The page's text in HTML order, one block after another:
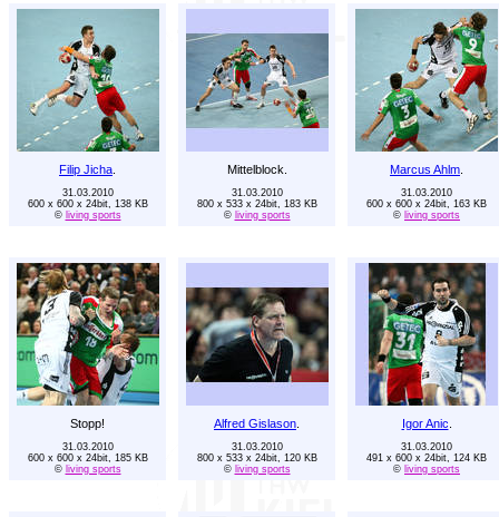
Filip Jicha Mittelblock. Marcus Ahlm
31.03.2010
600 x 600 x 24bit, 138 KB
© living sports
31.03.2010
800 x 533 x 24bit, 183 KB
© living sports
31.03.2010
600 x 600 x 24bit, 163 KB
© living sports
Stopp! Alfred Gislason Igor Anic
31.03.2010
600 x 600 x 24bit, 185 KB
© living sports
31.03.2010
800 x 533 x 24bit, 120 KB
© living sports
31.03.2010
491 x 600 x 24bit, 124 KB
© living sports